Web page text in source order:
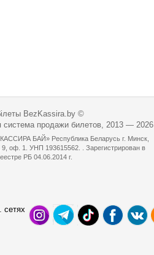
BezKassira.by ©
система продажи билетов, 2013 — 2026
БАЙ» Республика Беларусь г. Минск,
9, оф. 1. УНП 193615562. . Зарегистрирован в
РБ 04.06.2014 г.
сетях